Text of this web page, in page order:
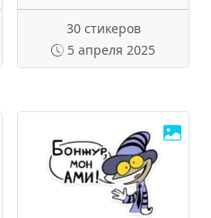
30 стикеров
5 апреля 2025